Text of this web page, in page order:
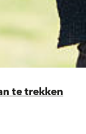
te trekken